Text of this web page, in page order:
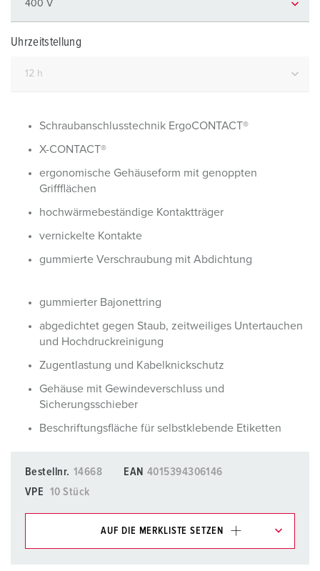
Uhrzeitstellung
Schraubanschlusstechnik ErgoCONTACT®
X-CONTACT®
ergonomische Gehäuseform mit genoppten
Griffflächen
hochwärmebeständige Kontaktträger
vernickelte Kontakte
gummierte Verschraubung mit Abdichtung
gummierter Bajonettring
abgedichtet gegen Staub, zeitweiliges Untertauchen
und Hochdruckreinigung
Zugentlastung und Kabelknickschutz
Gehäuse mit Gewindeverschluss und
Sicherungsschieber
Beschriftungsfläche für selbstklebende Etiketten
Bestellnr. 14668 EAN 4015394306146
VPE
10 Stück
AUF DIE MERKLISTE SETZEN